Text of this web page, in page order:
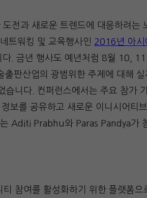
전과 새로운 트렌드에 대응하려는
트워킹 및 교육행사인 2016년 아시
. 금년 행사도 예년처럼 8월 10, 11
판산업의 광범위한 주제에 대해 실
니다. 컨퍼런스에서는 주요 참가 기
보를 공유하고 새로운 이니시어티브
Aditi Prabhu와 Paras Pandya가
참여를 활성화하기 위한 플랫폼으